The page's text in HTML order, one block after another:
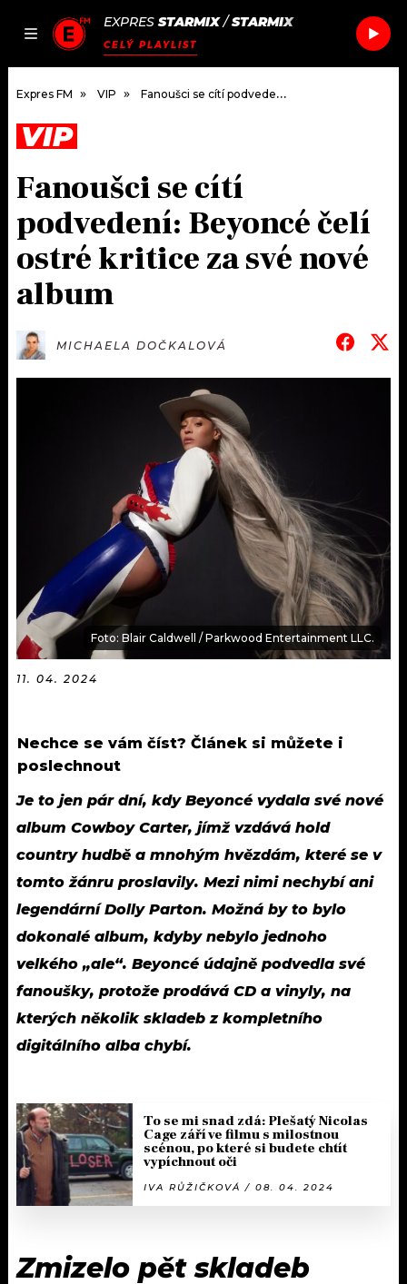
JAK
SEZNAM.CZ
EXPRES STARMIX/STARMIX
CELÝ PLAYLIST
DOMŮ
ČLÁNKY
AKTUÁLNĚ
HUDBA
ROZHOVORY
TRENDY
KULTURA
MIX
OSTATNÍ
PODCASTY
JAK NALADIT
RÁDIO
APLIKACE
JAK NALADIT
SOUTĚŽE
Expres FM VIP Fanoušci se cítí podvedení: Beyoncé čelí ostré kritice za své nové album
VIP
Fanoušci se cítí
podvedení: Beyoncé čelí
ostré kritice za své nové
album
MICHAELA DOČKALOVÁ
Foto: Blair Caldwell / Parkwood Entertainment LLC.
11. 04. 2024
Nechce se vám číst? Článek si můžete i
poslechnout
Je to jen pár dní, kdy Beyoncé vydala své nové
album Cowboy Carter, jímž vzdává hold
country hudbě a mnohým hvězdám, které se v
tomto žánru proslavily. Mezi nimi nechybí ani
legendární Dolly Parton. Možná by to bylo
dokonalé album, kdyby nebylo jednoho
velkého „ale“. Beyoncé údajně podvedla své
fanoušky, protože prodává CD a vinyly, na
kterých několik skladeb z kompletního
digitálního alba chybí.
To se mi snad zdá: Plešatý Nicolas
Cage září ve filmu s milostnou
scénou, po které si budete chtít
vypíchnout oči
IVA RŮŽIČKOVÁ / 08. 04. 2024
Zmizelo pět skladeb